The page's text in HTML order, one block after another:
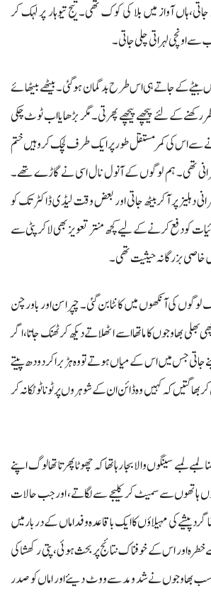
آواز میں بلا کی کوک تھی۔ تیج تیوہار پر لہک کر
سے اونچی لہراتی چلی جاتی۔
بیٹے کے جاتے ہی اس طرح بدگمان ہو گئی۔ بیٹھے بیٹھائے
رکھنے کے لئے پیچھے پیچھے پھرتی۔ مگر بڑھایا اب ٹوٹ چکی
سے اس کی کمر مستقل طور پر ایک طرف لچک کر وہیں ختم
تھی۔ ہم لوگوں کے آنول نال اسی نے گاڑے تھے۔
دہلیز پر آ کر بیٹھ جاتی اور بعض وقت لیڈی ڈاکٹر تک کو
کو دفع کرنے کے لیے کچھ منتر تعویز بھی لا کر پٹی سے
خاصی بزرگانہ حیثیت تھی۔
لوگوں کی آنکھوں میں کانٹا بن گئی۔ چپراسن اور باورچن
بھاوجوں کا ماتھا اسے اٹھلاتے دیکھ کر ٹھنک جاتا، اگر
جس میں اس کے میاں ہوتے تو وہ ہڑ برا کر دودھ پیتے
کہ کہیں وہ ڈائن ان کے شوہروں پر ٹونا ٹوٹکا نہ کر
لمبے سینگوں والا بجا رہا تھا کہ چھوٹا پھرتا تھا لوگ اپنے
ہاتھوں سے سمیٹ کر کلیجے سے لگاتے، اور جب حالات
پیشے کی مہیلاؤں کا ایک باقاعدہ وفد اماں کے دربار میں
اور اس کے خوفناک نتائج پر بحث ہوئی، پتی رکھشا کی
سب بھاوجوں نے شد و مد سے ووٹ دیئے اور اماں کو صدر